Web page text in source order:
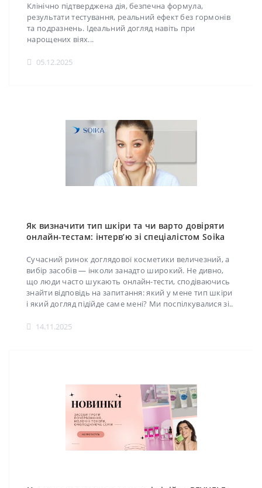
Клінічно підтверджена дія, безпечна формула,
результати тестування, реальний ефект без гормонів
та подразнень. Ідеальний догляд навіть при
нарощених віях...
05.12.2025
Як визначити тип шкіри та чи варто довіряти
онлайн-тестам: інтерв’ю зі спеціалістом Soika
Сучасний ринок доглядової косметики величезний, а
вибір засобів — інколи занадто широкий. Не дивно,
що люди часто шукають онлайн-тести, сподіваючись
знайти відповідь на запитання: який у мене тип шкіри
і який догляд підійде саме мені? Ми поспілкувалися зі..
14.11.2025